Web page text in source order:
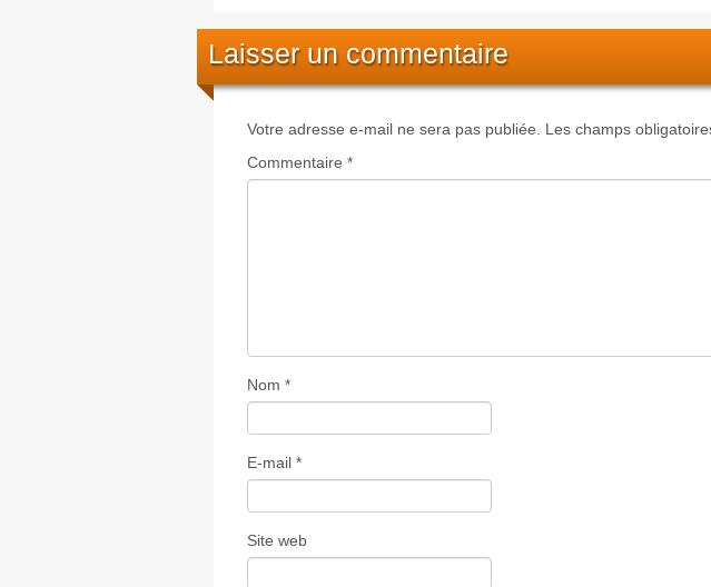
Laisser un commentaire
Votre adresse e-mail ne sera pas publiée. Les champs
Commentaire *
Nom *
E-mail *
Site web